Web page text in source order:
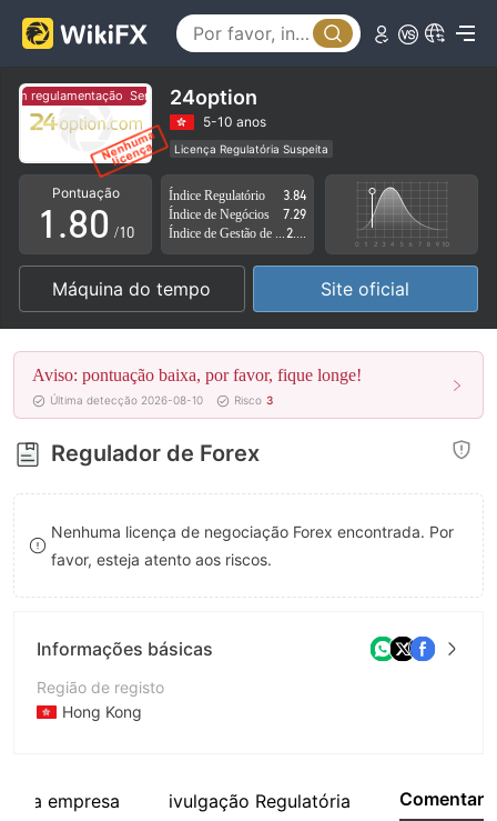
regulamentação Sem regulamentação
24option
5-10 anos
Licença Regulatória Suspeita
Região de negócios suspeita
Risco potencial alto
Pontuação
0
1
2
3
4
5
6
7
8
9
.
4
5
6
7
8
9
0
1
2
3
4
5
6
7
8
/10
Índice Regulatório
3.84
Índice de Negócios
7.29
Máquina do tempo Site oficial
Aviso: pontuação baixa, por favor, fique longe!
Última detecção 2026-08-10 Risco 3
Regulador de Forex
Nenhuma licença de negociação Forex encontrada. Por
favor, esteja atento aos riscos.
Informações básicas
Região de registo
Hong Kong
Empresa
da empresa ivulgação Regulatória Comentar